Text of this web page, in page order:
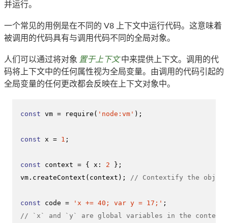
并运行。
一个常见的用例是在不同的 V8 上下文中运行代码。这意味着
被调用的代码具有与调用代码不同的全局对象。
人们可以通过将对象 置于上下文 中来提供上下文。调用的代
码将上下文中的任何属性视为全局变量。由调用的代码引起的
全局变量的任何更改都会反映在上下文对象中。
const vm = require ( 'node:vm' );
const x = 1 ;
const context = { x : 2 };
vm. createContext (context); // Contextify the
const code = 'x += 40; var y = 17;'
// `x` and `y` are global variables in the context.